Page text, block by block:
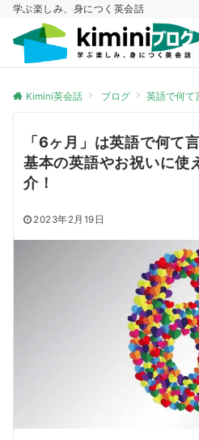
学ぶ楽しみ、身につく英会話
Kimini英会話 ブログ 英語で何て
「6ヶ月」は英語で何て
基本の英語やお祝いに使
介！
2023年2月19日